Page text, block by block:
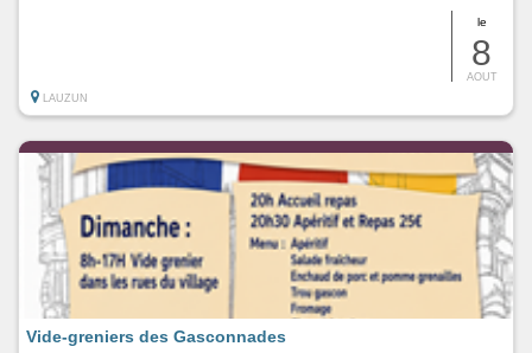
le
8
AOUT
LAUZUN
Vide-greniers des Gasconnades